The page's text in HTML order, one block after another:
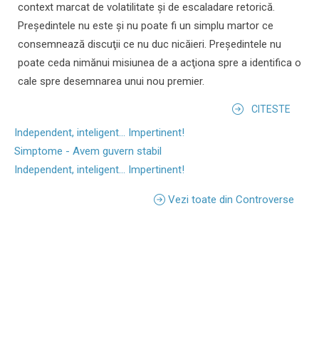
context marcat de volatilitate şi de escaladare retorică.
Preşedintele nu este şi nu poate fi un simplu martor ce
consemnează discuţii ce nu duc nicăieri. Preşedintele nu
poate ceda nimănui misiunea de a acţiona spre a identifica o
cale spre desemnarea unui nou premier.
CITESTE
Independent, inteligent... Impertinent!
Simptome - Avem guvern stabil
Independent, inteligent... Impertinent!
Vezi toate din Controverse